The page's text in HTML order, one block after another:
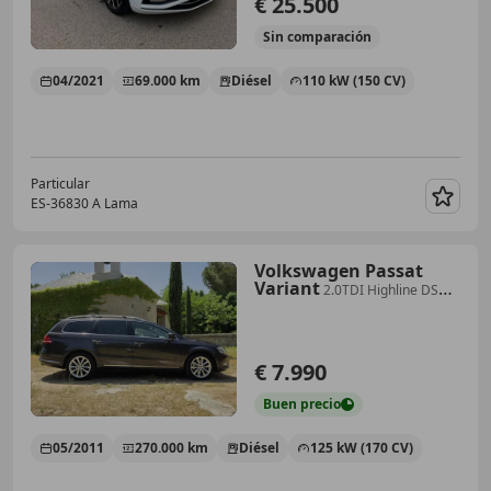
Sin comparación
04/2021 69.000 km Diésel 110 kW (150 CV)
Particular
ES-36830 A Lama
Volkswagen Passat
Variant2.0TDI Highline DSG
€ 7.990
Buen precio
05/2011 270.000 km Diésel 125 kW (170 CV)